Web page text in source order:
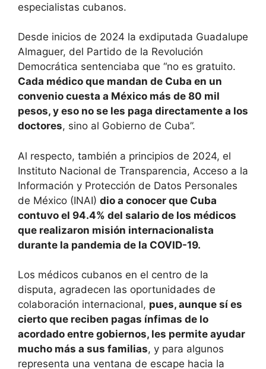
especialistas cubanos.
Desde inicios de 2024 la exdiputada Guadalupe
Almaguer, del Partido de la Revolución
Democrática sentenciaba que “no es gratuito.
Cada médico que mandan de Cuba en un
convenio cuesta a México más de 80 mil
pesos, y eso no se les paga directamente a los
doctores, sino al Gobierno de Cuba”.
Al respecto, también a principios de 2024, el
Instituto Nacional de Transparencia, Acceso a la
Información y Protección de Datos Personales
de México (INAI) dio a conocer que Cuba
contuvo el 94.4% del salario de los médicos
que realizaron misión internacionalista
durante la pandemia de la COVID-19.
Los médicos cubanos en el centro de la
disputa, agradecen las oportunidades de
colaboración internacional, pues, aunque sí es
cierto que reciben pagas ínfimas de lo
acordado entre gobiernos, les permite ayudar
mucho más a sus familias, y para algunos
representa una ventana de escape hacia la